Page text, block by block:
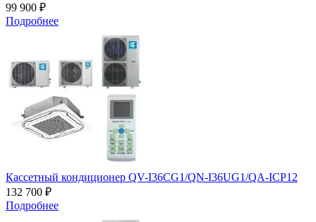
99 900 ₽
Подробнее
Кассетный кондиционер QV-I36CG1/QN-I36UG1/QA-ICP12
132 700 ₽
Подробнее